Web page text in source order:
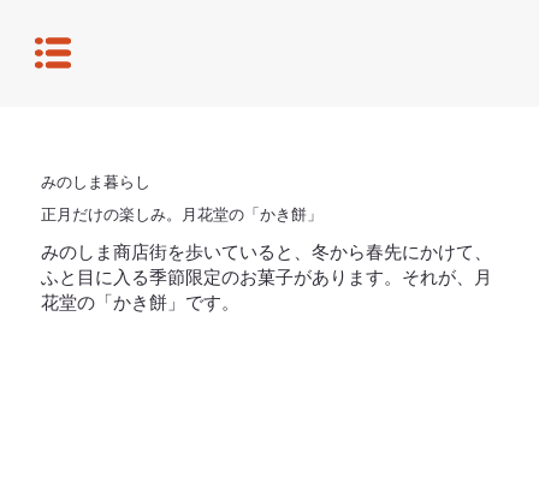
みのしま暮らし
正月だけの楽しみ。月花堂の「かき餅」
みのしま商店街を歩いていると、冬から春先にかけて、
ふと目に入る季節限定のお菓子があります。それが、月
花堂の「かき餅」です。